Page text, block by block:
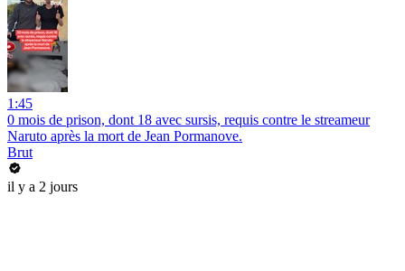
1:45
0 mois de prison, dont 18 avec sursis, requis contre le streameur
Naruto après la mort de Jean Pormanove.
Brut
il y a 2 jours